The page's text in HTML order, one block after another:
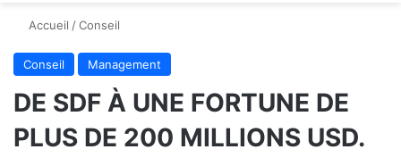
Accueil /Conseil
Conseil Management
DE SDF À UNE FORTUNE DE
PLUS DE 200 MILLIONS USD.